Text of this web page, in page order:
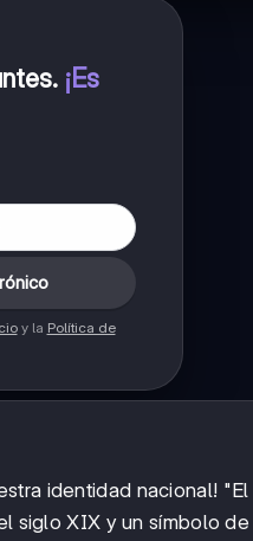
. ¡Es
y la Política de
identidad nacional!
siglo XIX y un símbolo